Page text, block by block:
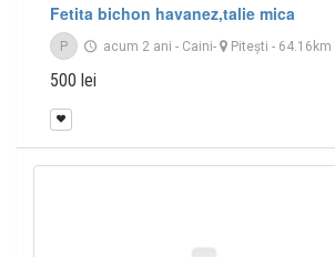
Fetita bichon havanez,talie mica
P acum 2 ani - Caini- Piteşti - 64.16km
500 lei